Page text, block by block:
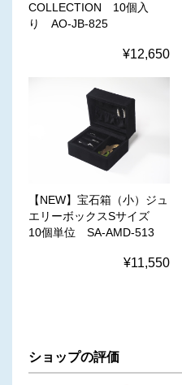
COLLECTION 10個入
り AO-JB-825
¥12,650
【NEW】宝石箱（小）ジュ
エリーボックスSサイズ
10個単位 SA-AMD-513
¥11,550
ショップの評価